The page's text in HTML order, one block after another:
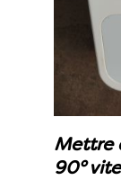
Mettre
90°